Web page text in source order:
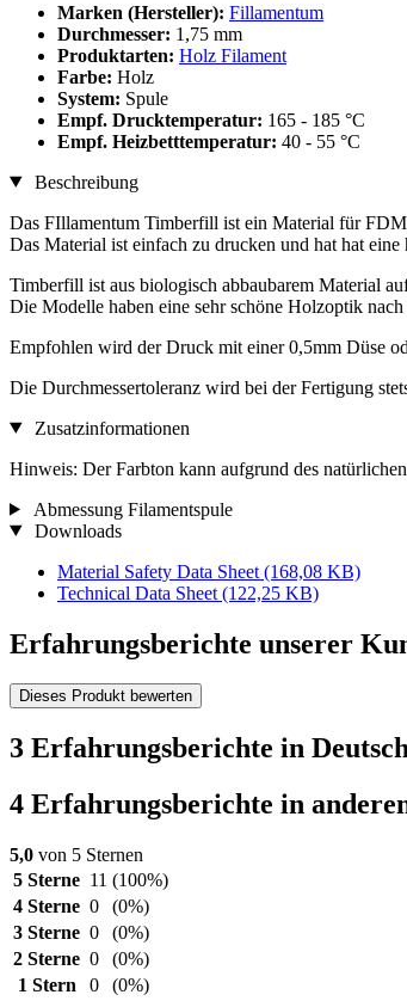
Marken (Hersteller): Fillamentum
Durchmesser: 1,75 mm
Produktarten: Holz Filament
Farbe: Holz
System: Spule
Empf. Drucktemperatur: 165 - 185 °C
Empf. Heizbetttemperatur: 40 - 55 °C
Beschreibung
Das FIllamentum Timberfill ist ein Material für
Das Material ist einfach zu drucken und hat hat
Timberfill ist aus biologisch abbaubarem Material
Die Modelle haben eine sehr schöne Holzoptik
Empfohlen wird der Druck mit einer 0,5mm Düse
Die Durchmessertoleranz wird bei der Fertigung
Zusatzinformationen
Hinweis: Der Farbton kann aufgrund des
Abmessung Filamentspule
Downloads
Material Safety Data Sheet (168,08 KB)
Technical Data Sheet (122,25 KB)
Erfahrungsberichte unserer
Dieses Produkt bewerten
3 Erfahrungsberichte in
4 Erfahrungsberichte in
5,0 von 5 Sternen
5 Sterne 11 (100%)
4 Sterne 0
(0%)
3 Sterne 0
(0%)
2 Sterne 0
(0%)
1 Stern
0 (0%)